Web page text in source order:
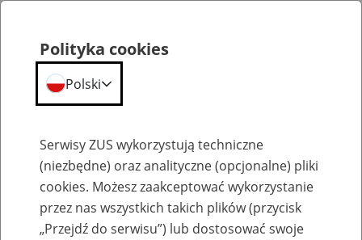
Szkolenia
Polityka cookies
Polski
Serwisy ZUS wykorzystują techniczne
(niezbędne) oraz analityczne (opcjonalne) pliki
cookies. Możesz zaakceptować wykorzystanie
przez nas wszystkich takich plików (przycisk
„Przejdź do serwisu”) lub dostosować swoje